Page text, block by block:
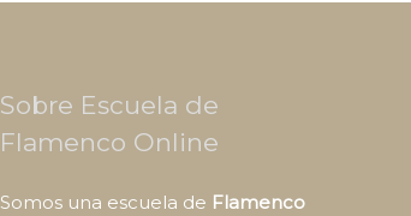
Sobre Escuela de
Flamenco Online
Somos una escuela de Flamenco